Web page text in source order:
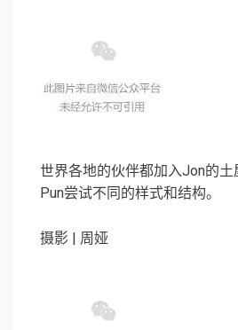
世界各地的伙伴都加入Jon的
Pun尝试不同的样式和结构。
摄影 | 周娅